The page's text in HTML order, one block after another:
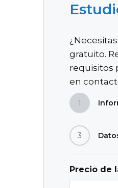
gratuito.
requisitos
en
1
3
Precio de